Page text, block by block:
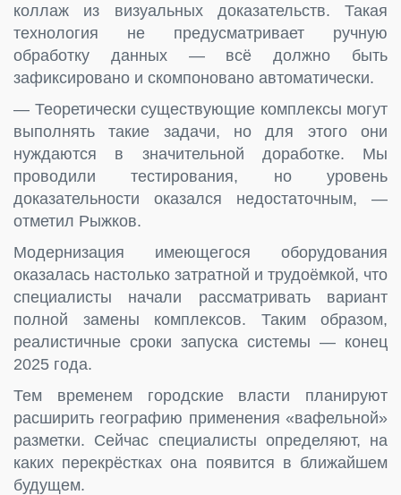
коллаж из визуальных доказательств. Такая
технология не предусматривает ручную
обработку данных — всё должно быть
зафиксировано и скомпоновано автоматически.
— Теоретически существующие комплексы могут
выполнять такие задачи, но для этого они
нуждаются в значительной доработке. Мы
проводили тестирования, но уровень
доказательности оказался недостаточным, —
отметил Рыжков.
Модернизация имеющегося оборудования
оказалась настолько затратной и трудоёмкой, что
специалисты начали рассматривать вариант
полной замены комплексов. Таким образом,
реалистичные сроки запуска системы — конец
2025 года.
Тем временем городские власти планируют
расширить географию применения «вафельной»
разметки. Сейчас специалисты определяют, на
каких перекрёстках она появится в ближайшем
будущем.